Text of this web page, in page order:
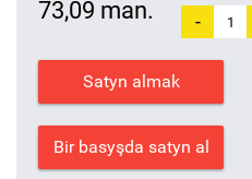
73,09 man. -
Satyn almak
Bir basyşda satyn al